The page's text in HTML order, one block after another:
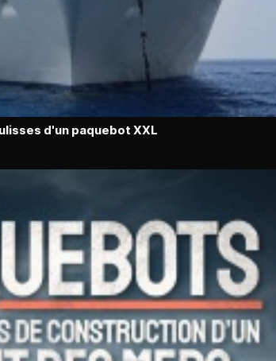
d'un paquebot XXL